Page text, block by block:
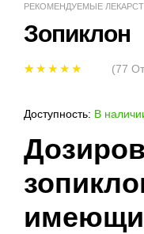
РЕКОМЕНДУЕМЫЕ
Зопиклон
основе
опроса
пользовател
ей
(77
Доступность: В